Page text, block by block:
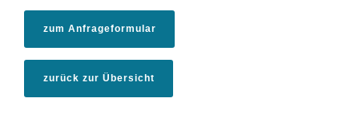
zum Anfrageformular
zurück zur Übersicht